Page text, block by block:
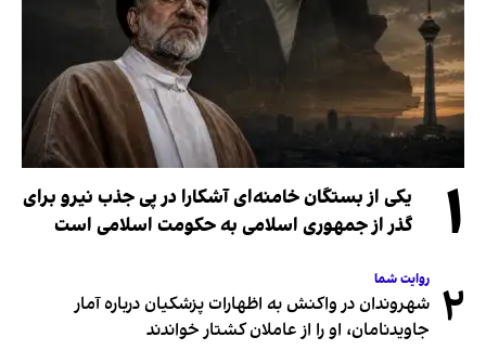
۱
یکی از بستگان خامنه‌ای آشکارا در پی جذب نیرو برای
گذر از جمهوری اسلامی به حکومت اسلامی است
۲ روایت شما
شهروندان در واکنش به اظهارات پزشکیان درباره آمار
جاویدنامان، او را از عاملان کشتار خواندند